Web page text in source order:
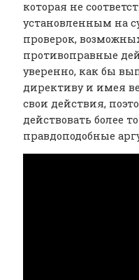
которая не
установленным на
проверок,
противоправные
уверенно, как бы
директиву и имея
свои действия,
действовать более
правдоподобные